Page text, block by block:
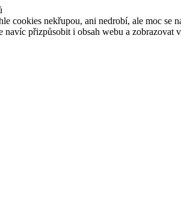
cookies nekřupou, ani nedrobí, ale moc
navíc přizpůsobit i obsah webu a